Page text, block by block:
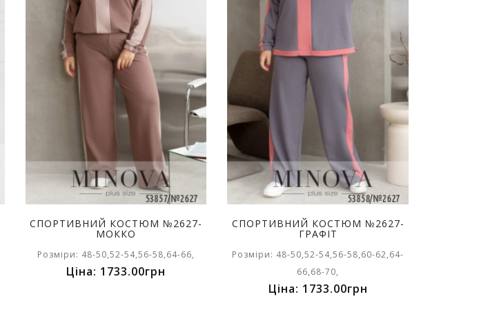
СПОРТИВНИЙ КОСТЮМ №2627-
МОККО
Розміри: 48-50,52-54,56-58,64-66,
Ціна: 1733.00грн
СПОРТИВНИЙ КОСТЮМ №2627-
ГРАФІТ
Розміри: 48-50,52-54,56-58,60-62,64-
66,68-70,
Ціна: 1733.00грн